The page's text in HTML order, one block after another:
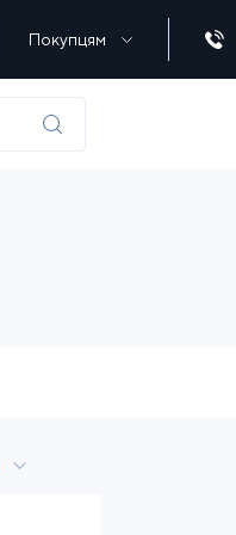
Покупцям